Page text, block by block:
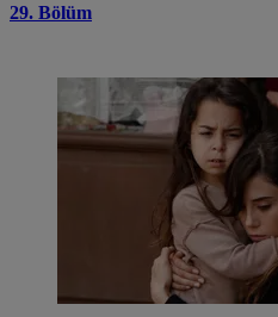
29. Bölüm